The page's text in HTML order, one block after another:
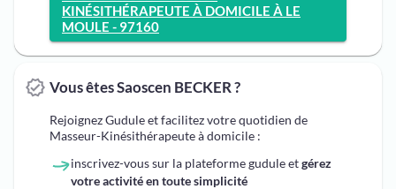
KINÉSITHÉRAPEUTE À DOMICILE À LE
MOULE - 97160
Vous êtes Saoscen BECKER ?
Rejoignez Gudule et facilitez votre quotidien de
Masseur-Kinésithérapeute à domicile :
inscrivez-vous sur la plateforme gudule etgérez
votre activité en toute simplicité